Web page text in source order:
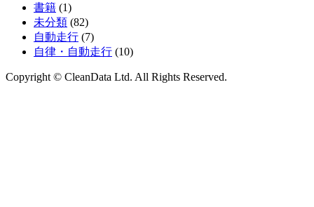
書籍 (1)
未分類 (82)
自動走行 (7)
自律・自動走行 (10)
Copyright © CleanData Ltd. All Rights Reserved.